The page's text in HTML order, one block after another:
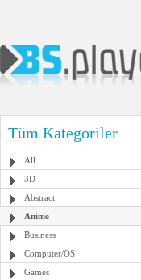
Tüm Kategoriler
All
3D
Abstract
Anime
Business
Computer/OS
Games